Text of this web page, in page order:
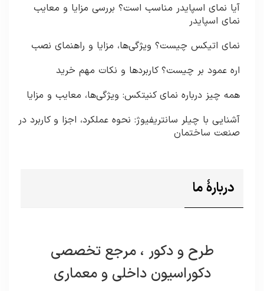
آیا نمای اسپایدر مناسب است؟ بررسی مزایا و معایب
نمای اسپایدر
نمای اتیکس چیست؟ ویژگی‌ها، مزایا و راهنمای نصب
اره عمود بر چیست؟ کاربردها و نکات مهم خرید
همه چیز درباره نمای کنیتکس: ویژگی‌ها، معایب و مزایا
آشنایی با چیلر سانتریفیوژ: نحوه عملکرد، اجزا و کاربرد در
صنعت ساختمان
دربارۀ ما
طرح و دکور ، مرجع تخصصی
دکوراسیون داخلی و معماری